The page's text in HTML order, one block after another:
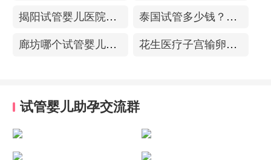
揭阳试管婴儿医院排名，附带试管成功率 泰国试管多少钱？收费包含什么项目？不成功能退款？
廊坊哪个试管婴儿医院可以包成功？内附试管费用! 花生医疗子宫输卵管造影中心
试管婴儿助孕交流群